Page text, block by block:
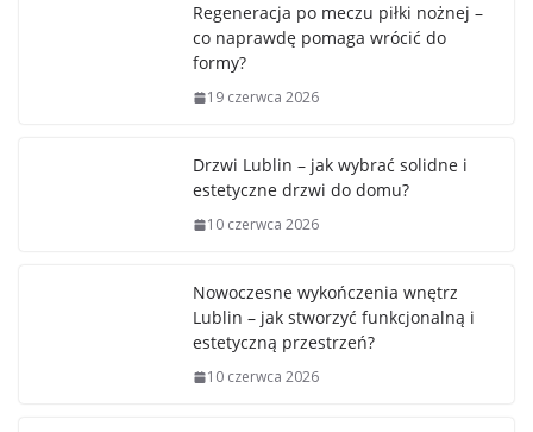
Regeneracja po meczu piłki nożnej –
co naprawdę pomaga wrócić do
formy?
19 czerwca 2026
Drzwi Lublin – jak wybrać solidne i
estetyczne drzwi do domu?
10 czerwca 2026
Nowoczesne wykończenia wnętrz
Lublin – jak stworzyć funkcjonalną i
estetyczną przestrzeń?
10 czerwca 2026